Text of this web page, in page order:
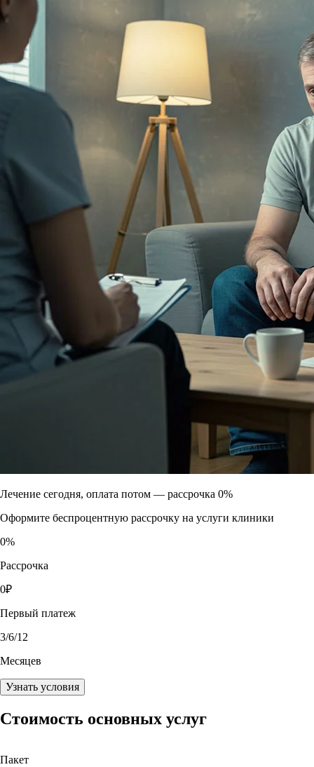
Лечение сегодня, оплата потом — рассрочка 0%
Оформите беспроцентную рассрочку на услуги клиники
0%
Рассрочка
0₽
Первый платеж
3/6/12
Месяцев
Узнать условия
Стоимость основных услуг
Пакет